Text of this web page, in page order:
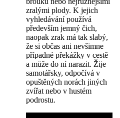
zralými plody. K jejich
vyhledávání používá
především jemný čich,
naopak zrak má tak slabý,
že si občas ani nevšimne
případné překážky v cestě
a může do ní narazit. Žije
samotářsky, odpočívá v
opuštěných norách jiných
zvířat nebo v hustém
podrostu.